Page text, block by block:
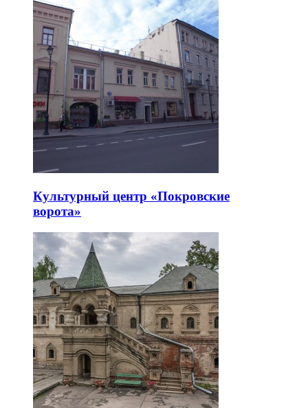
Культурный центр «Покровские
ворота»